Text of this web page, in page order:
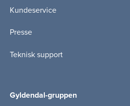
Kundeservice
Presse
Teknisk support
Gyldendal-gruppen